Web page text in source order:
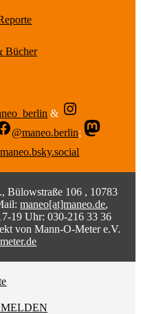
Bücher
&
@maneo.berlin;
Bülowstraße 106 , 10783
maneo[at]maneo.de,
19 Uhr: 030-216 33 36
von Mann-O-Meter e.V.